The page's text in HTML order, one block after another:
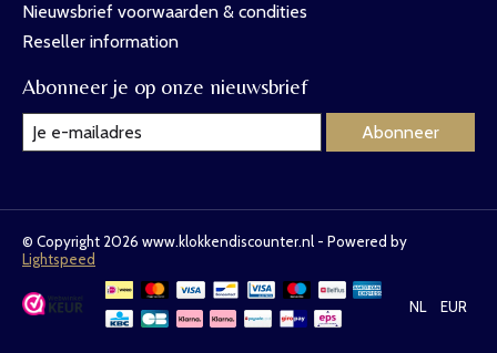
Nieuwsbrief voorwaarden & condities
Reseller information
Abonneer je op onze nieuwsbrief
Abonneer
© Copyright 2026 www.klokkendiscounter.nl - Powered by
Lightspeed
NL EUR